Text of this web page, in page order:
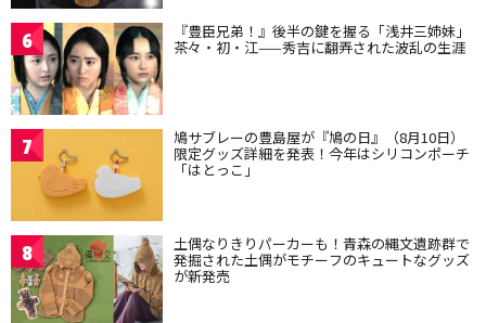
6 『豊臣兄弟！』後半の鍵を握る「浅井三姉妹」
茶々・初・江——秀吉に翻弄された波乱の生涯
7 鳩サブレーの豊島屋が『鳩の日』（8月10日）
限定グッズ詳細を発表！今年はシリコンポーチ
「はとっこ」
8 土偶なりきりパーカーも！青森の縄文遺跡群で
発掘された土偶がモチーフのキュートなグッズ
が新発売